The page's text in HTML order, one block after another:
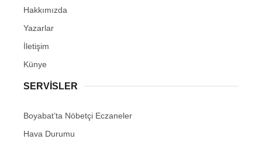
Hakkımızda
Yazarlar
İletişim
Künye
SERVISLER
Boyabat’ta Nöbetçi Eczaneler
Hava Durumu